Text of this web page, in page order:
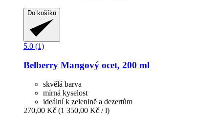
Do košíku
5.0 (1)
Belberry Mangový ocet, 200 ml
skvělá barva
mírná kyselost
ideální k zelenině a dezertům
270,00 Kč (1 350,00 Kč / l)